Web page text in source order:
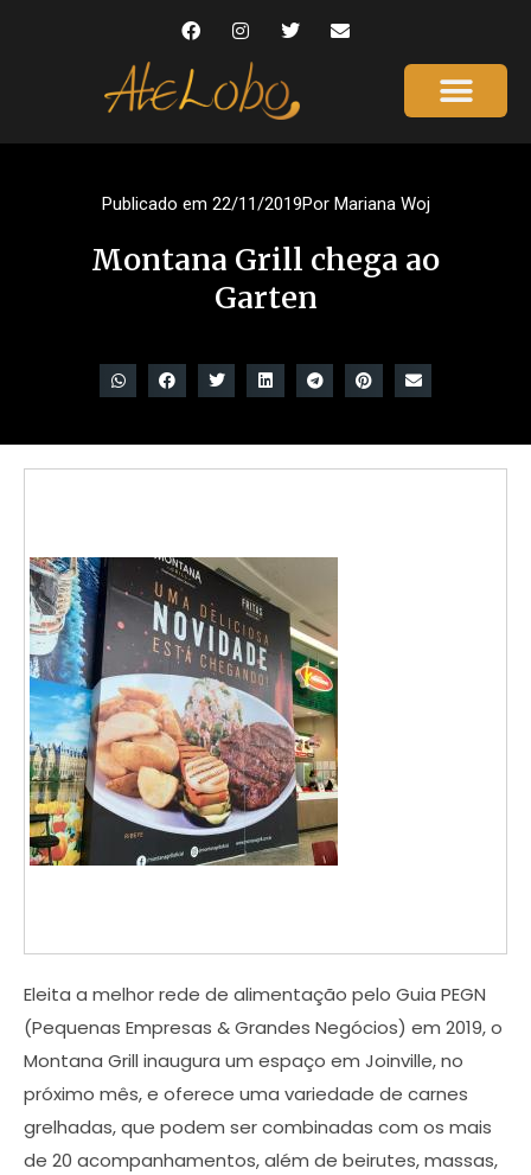
Publicado em 22/11/2019PorMariana Woj
Montana Grill chega ao
Garten
Eleita a melhor rede de alimentação pelo Guia PEGN
(Pequenas Empresas & Grandes Negócios) em 2019, o
Montana Grill inaugura um espaço em Joinville, no
próximo mês, e oferece uma variedade de carnes
grelhadas, que podem ser combinadas com os mais
de 20 acompanhamentos, além de beirutes, massas,